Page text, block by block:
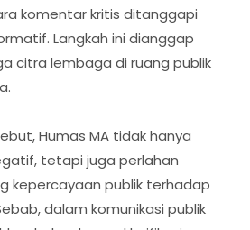
komentar kritis ditanggapi
Langkah ini dianggap
citra lembaga di ruang publik
Humas MA tidak hanya
tetapi juga perlahan
kepercayaan publik terhadap
dalam komunikasi publik